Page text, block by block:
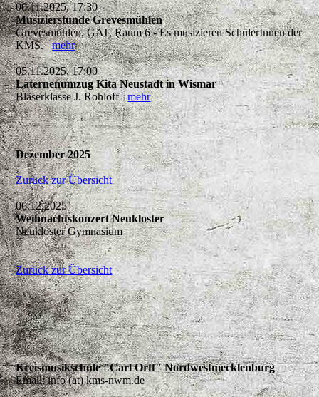
06.11.2025, 17:30
Musizierstunde Grevesmühlen
Grevesmühlen, GAT, Raum 6 - Es musizieren SchülerInnen der
KMS.mehr
05.11.2025, 17:00
Laternenumzug Kita Neustadt in Wismar
Bläserklasse J. Rohloffmehr
Dezember 2025
Zurück zur Übersicht
06.12.2025
Weihnachtskonzert Neukloster
Neukloster Gymnasium
Zurück zur Übersicht
Kreismusikschule "Carl Orff" Nordwestmecklenburg
Email: info (at) kms-nwm.de